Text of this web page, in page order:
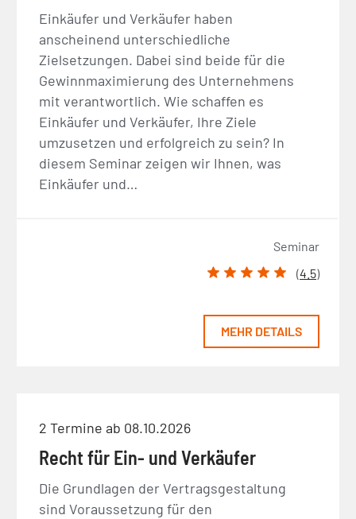
Einkäufer und Verkäufer haben
anscheinend unterschiedliche
Zielsetzungen. Dabei sind beide für die
Gewinnmaximierung des Unternehmens
mit verantwortlich. Wie schaffen es
Einkäufer und Verkäufer, Ihre Ziele
umzusetzen und erfolgreich zu sein? In
diesem Seminar zeigen wir Ihnen, was
Einkäufer und…
Seminar
(4.5)
MEHR DETAILS
2 Termine ab 08.10.2026
Recht für Ein- und Verkäufer
Die Grundlagen der Vertragsgestaltung
sind Voraussetzung für den